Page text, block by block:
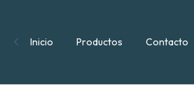
Inicio Productos Contacto